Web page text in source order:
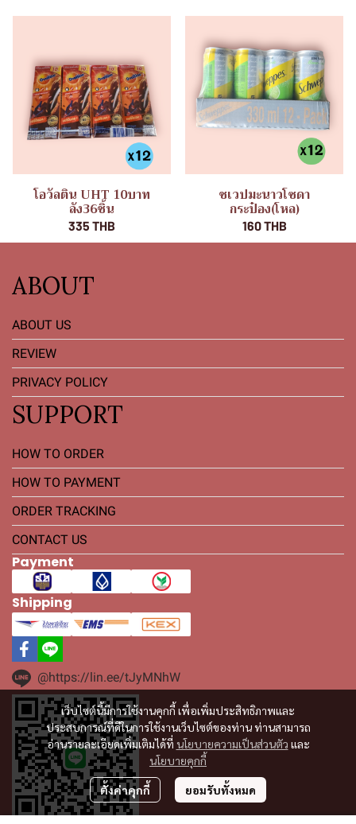
โอวัลติน UHT 10บาท
ลัง36ชิ้น
335 THB
ชเวปมะนาวโซดา
กระป๋อง(โหล)
160 THB
เว็บไซต์นี้มีการใช้งานคุกกี้ เพื่อเพิ่มประสิทธิภาพและ
ประสบการณ์ที่ดีในการใช้งานเว็บไซต์ของท่าน ท่านสามารถ
อ่านรายละเอียดเพิ่มเติมได้ที่ นโยบายความเป็นส่วนตัว และ
นโยบายคุกกี้
ตั้งค่าคุกกี้ ยอมรับทั้งหมด
ABOUT
ABOUT US
REVIEW
PRIVACY POLICY
SUPPORT
HOW TO ORDER
HOW TO PAYMENT
ORDER TRACKING
CONTACT US
Payment
Shipping
@https://lin.ee/tJyMNhW